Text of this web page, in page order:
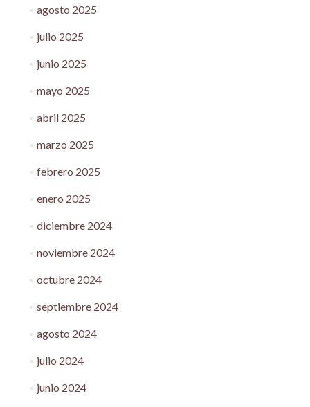
agosto 2025
julio 2025
junio 2025
mayo 2025
abril 2025
marzo 2025
febrero 2025
enero 2025
diciembre 2024
noviembre 2024
octubre 2024
septiembre 2024
agosto 2024
julio 2024
junio 2024